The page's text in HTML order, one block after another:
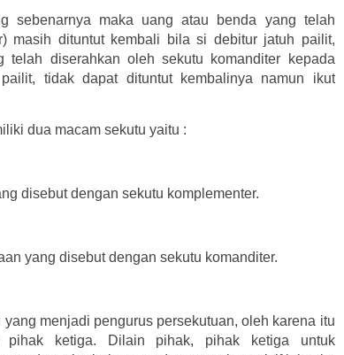
sebenarnya maka uang atau benda yang telah
masih dituntut kembali bila si debitur jatuh pailit,
diserahkan oleh sekutu komanditer kepada
tidak dapat dituntut kembalinya namun ikut
dua macam sekutu yaitu :
disebut dengan sekutu komplementer.
yang disebut dengan sekutu komanditer.
menjadi pengurus persekutuan, oleh karena itu
ketiga. Dilain pihak, pihak ketiga untuk